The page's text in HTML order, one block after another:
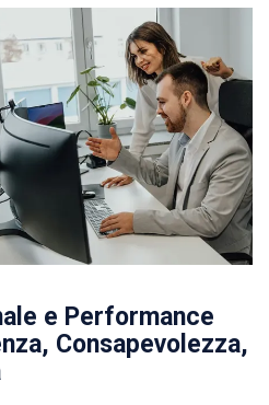
e Performance
Consapevolezza,